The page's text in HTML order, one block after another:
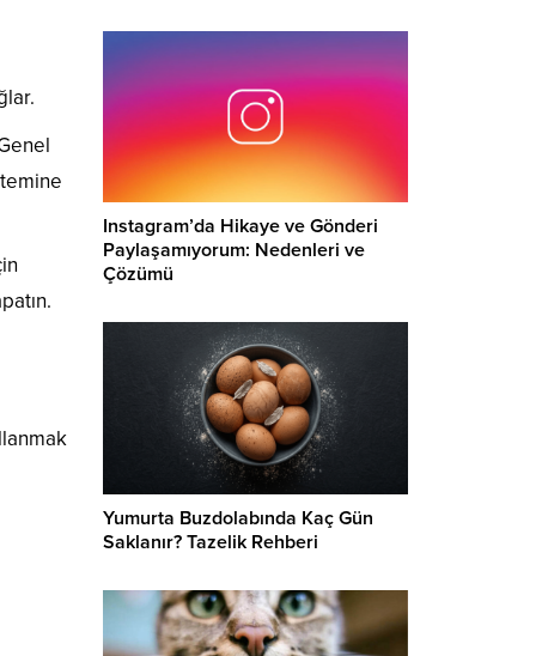
Instagram’da Hikaye ve Gönderi
Paylaşamıyorum: Nedenleri ve
Çözümü
Yumurta Buzdolabında Kaç Gün
Saklanır? Tazelik Rehberi